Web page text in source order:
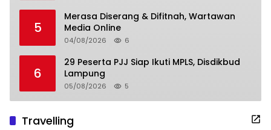
5
Merasa Diserang & Difitnah, Wartawan
Media Online
04/08/2026 6
6
29 Peserta PJJ Siap Ikuti MPLS, Disdikbud
Lampung
05/08/2026 5
Travelling